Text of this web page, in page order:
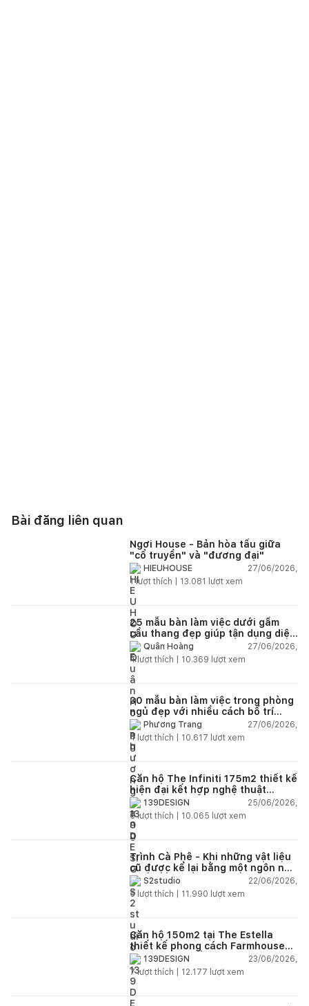
Bài đăng liên quan
Ngơi House - Bản hòa tấu giữa
"cổ truyền" và "đương đại"
HIEUHOUSE
27/06/2026,
1lượt thích | 13.081 lượt xem
25 mẫu bàn làm việc dưới gầm
cầu thang đẹp giúp tận dụng diện
tích tưởng chừng bị bỏ quên
Quân Hoàng
27/06/2026,
4lượt thích | 10.369 lượt xem
30 mẫu bàn làm việc trong phòng
ngủ đẹp với nhiều cách bố trí
thông minh cho mọi diện tích
Phương Trang
27/06/2026,
4 lượt thích | 10.617 lượt xem
Căn hộ The Infiniti 175m2 thiết kế
hiện đại kết hợp nghệ thuật
Modern Art đầy cảm xúc
139DESIGN
25/06/2026,
6lượt thích | 10.065 lượt xem
Trình Cà Phê - Khi những vật liệu
cũ được kể lại bằng một ngôn ngữ
thiết kế mới
S2studio
22/06/2026,
5 lượt thích | 11.990 lượt xem
Căn hộ 150m2 tại The Estella
thiết kế phong cách Farmhouse
thanh lịch và ấm áp
139DESIGN
23/06/2026,
7lượt thích | 12.177 lượt xem